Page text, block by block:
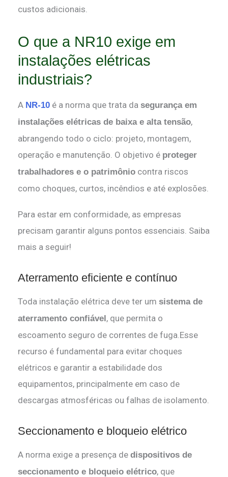
custos adicionais.
O que a NR10 exige em
instalações elétricas
industriais?
A NR-10 é a norma que trata da segurança em
instalações elétricas de baixa e alta tensão,
abrangendo todo o ciclo: projeto, montagem,
operação e manutenção. O objetivo é proteger
trabalhadores e o patrimônio contra riscos
como choques, curtos, incêndios e até explosões.
Para estar em conformidade, as empresas
precisam garantir alguns pontos essenciais. Saiba
mais a seguir!
Aterramento eficiente e contínuo
Toda instalação elétrica deve ter um sistema de
aterramento confiável, que permita o
escoamento seguro de correntes de fuga.Esse
recurso é fundamental para evitar choques
elétricos e garantir a estabilidade dos
equipamentos, principalmente em caso de
descargas atmosféricas ou falhas de isolamento.
Seccionamento e bloqueio elétrico
A norma exige a presença de dispositivos de
seccionamento e bloqueio elétrico, que